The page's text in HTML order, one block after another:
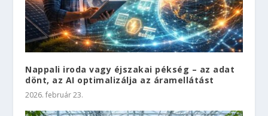
Nappali iroda vagy éjszakai pékség – az adat
dönt, az AI optimalizálja az áramellátást
2026. február 23.